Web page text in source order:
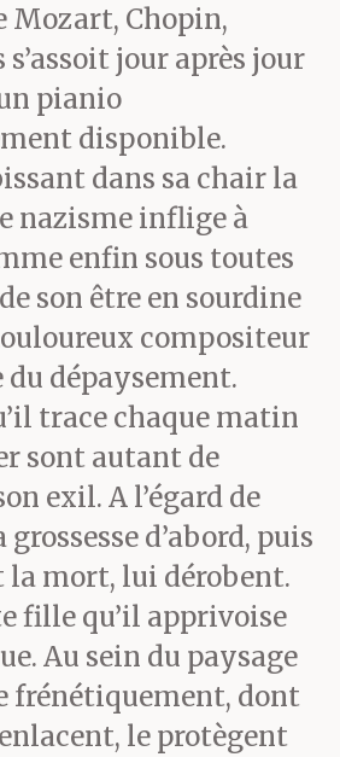
Mozart, Chopin,
jour après jour
pianio
disponible.
dans sa chair la
nazisme inflige à
enfin sous toutes
son être en sourdine
compositeur
du dépaysement.
trace chaque matin
sont autant de
exil. A l’égard de
d’abord, puis
mort, lui dérobent.
fille qu’il apprivoise
Au sein du paysage
frénétiquement, dont
le protègent